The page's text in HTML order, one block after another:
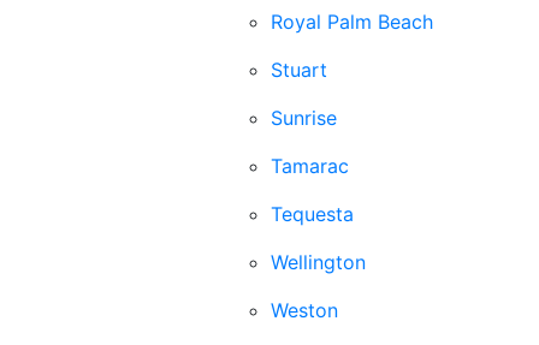
Royal Palm Beach
Stuart
Sunrise
Tamarac
Tequesta
Wellington
Weston